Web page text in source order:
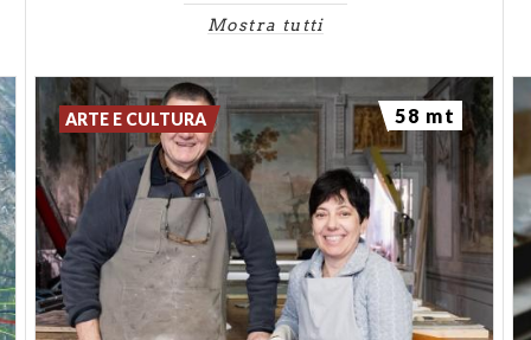
Mostra tutti
ARTE E CULTURA 58 mt